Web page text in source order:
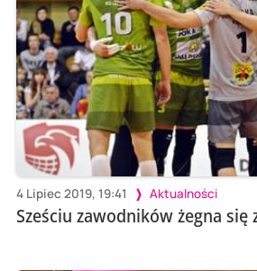
4 Lipiec 2019, 19:41 Aktualności
Sześciu zawodników żegna się